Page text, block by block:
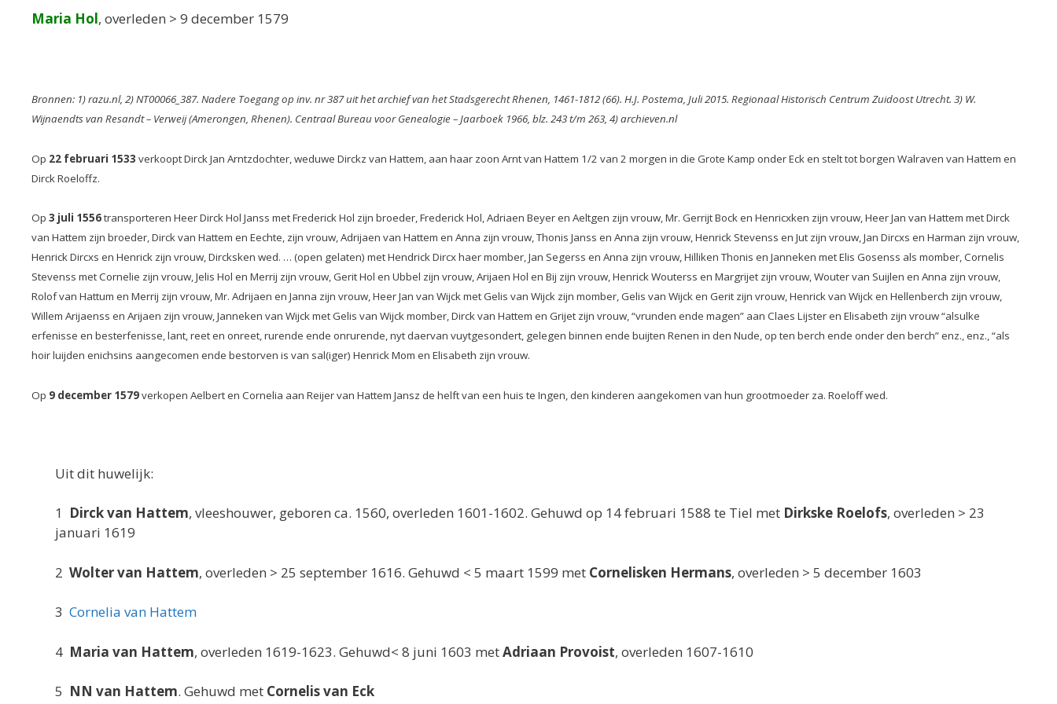
Maria Hol, overleden > 9 december 1579
Bronnen: 1) razu.nl, 2) NT00066_387. Nadere Toegang op inv. nr 387 uit het archief van het Stadsgerecht Rhenen, 1461-1812 (66). H.J. Postema, Juli 2015. Regionaal Historisch Centrum Zuidoost Utrecht. 3) W.
Wijnaendts van Resandt – Verweij (Amerongen, Rhenen). Centraal Bureau voor Genealogie – Jaarboek 1966, blz. 243 t/m 263, 4) archieven.nl
Op 22 februari 1533 verkoopt Dirck Jan Arntzdochter, weduwe Dirckz van Hattem, aan haar zoon Arnt van Hattem 1/2 van 2 morgen in die Grote Kamp onder Eck en stelt tot borgen Walraven van Hattem en
Dirck Roeloffz.
Op 3 juli 1556transporteren Heer Dirck Hol Janss met Frederick Hol zijn broeder, Frederick Hol, Adriaen Beyer en Aeltgen zijn vrouw, Mr. Gerrijt Bock en Henricxken zijn vrouw, Heer Jan van Hattem met Dirck
van Hattem zijn broeder, Dirck van Hattem en Eechte, zijn vrouw, Adrijaen van Hattem en Anna zijn vrouw, Thonis Janss en Anna zijn vrouw, Henrick Stevenss en Jut zijn vrouw, Jan Dircxs en Harman zijn vrouw,
Henrick Dircxs en Henrick zijn vrouw, Dircksken wed. … (open gelaten) met Hendrick Dircx haer momber, Jan Segerss en Anna zijn vrouw, Hilliken Thonis en Janneken met Elis Gosenss als momber, Cornelis
Stevenss met Cornelie zijn vrouw, Jelis Hol en Merrij zijn vrouw, Gerit Hol en Ubbel zijn vrouw, Arijaen Hol en Bij zijn vrouw, Henrick Wouterss en Margrijet zijn vrouw, Wouter van Suijlen en Anna zijn vrouw,
Rolof van Hattum en Merrij zijn vrouw, Mr. Adrijaen en Janna zijn vrouw, Heer Jan van Wijck met Gelis van Wijck zijn momber, Gelis van Wijck en Gerit zijn vrouw, Henrick van Wijck en Hellenberch zijn vrouw,
Willem Arijaenss en Arijaen zijn vrouw, Janneken van Wijck met Gelis van Wijck momber, Dirck van Hattem en Grijet zijn vrouw, “vrunden ende magen” aan Claes Lijster en Elisabeth zijn vrouw “alsulke
erfenisse en besterfenisse, lant, reet en onreet, rurende ende onrurende, nyt daervan vuytgesondert, gelegen binnen ende buijten Renen in den Nude, op ten berch ende onder den berch” enz., enz., “als
hoir luijden enichsins aangecomen ende bestorven is van sal(iger) Henrick Mom en Elisabeth zijn vrouw.
Op 9 december 1579verkopen Aelbert en Cornelia aan Reijer van Hattem Jansz de helft van een huis te Ingen, den kinderen aangekomen van hun grootmoeder za. Roeloff wed.
Uit dit huwelijk:
1 Dirck van Hattem, vleeshouwer, geboren ca. 1560, overleden 1601-1602. Gehuwd op 14 februari 1588 te Tiel met Dirkske Roelofs, overleden > 23
januari 1619
2 Wolter van Hattem, overleden > 25 september 1616. Gehuwd < 5 maart 1599 met Cornelisken Hermans, overleden > 5 december 1603
3 Cornelia van Hattem
4 Maria van Hattem, overleden 1619-1623. Gehuwd< 8 juni 1603 metAdriaan Provoist, overleden 1607-1610
5 NN van Hattem. Gehuwd met Cornelis van Eck